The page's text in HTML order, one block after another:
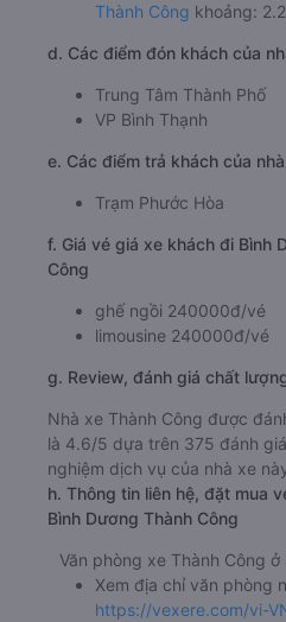
Thành Công khoảng:
d. Các điểm đón khách của
Trung Tâm Thành Phố
VP Bình Thạnh
e. Các điểm trả khách của
Trạm Phước Hòa
f. Giá vé giá xe khách đi Bình
Công
ghế ngồi 240000đ/vé
limousine 240000đ/vé
g. Review, đánh giá chất
Nhà xe Thành Công được
là 4.6/5 dựa trên 375 đánh
nghiệm dịch vụ của nhà xe
h. Thông tin liên hệ, đặt mua
Bình Dương Thành Công
Văn phòng xe Thành Công ở
Xem địa chỉ văn phòng
https://vexere.com/vi-